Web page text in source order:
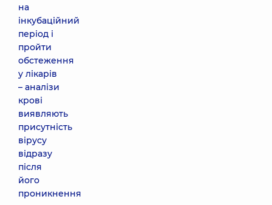
на
інкубаційний
період і
пройти
обстеження
у лікарів
– аналізи
крові
виявляють
присутність
вірусу
відразу
після
його
проникнення